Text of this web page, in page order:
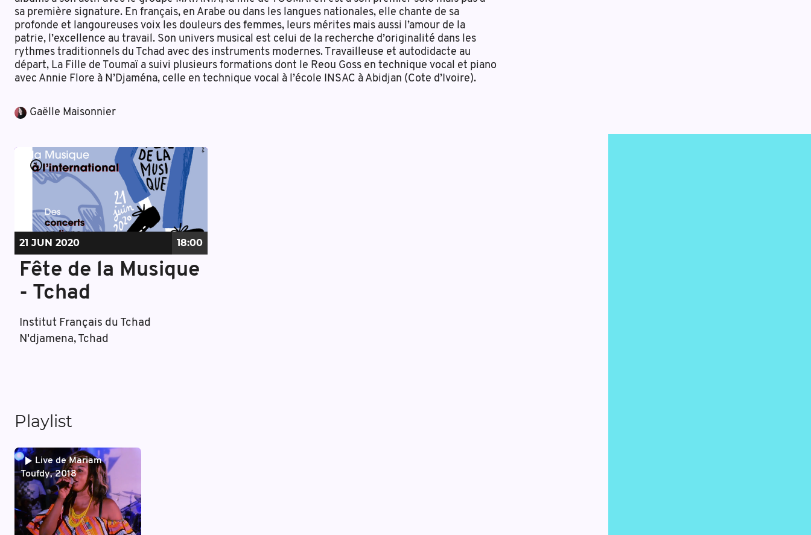
sa première signature. En français, en Arabe ou dans les langues nationales, elle chante de sa
profonde et langoureuses voix les douleurs des femmes, leurs mérites mais aussi l’amour de la
patrie, l’excellence au travail. Son univers musical est celui de la recherche d’originalité dans les
rythmes traditionnels du Tchad avec des instruments modernes. Travailleuse et autodidacte au
départ, La Fille de Toumaï a suivi plusieurs formations dont le Reou Goss en technique vocal et piano
avec Annie Flore à N’Djaména, celle en technique vocal à l’école INSAC à Abidjan (Cote d’Ivoire).
Gaëlle Maisonnier
21 JUN 2020 18:00
Fête de la Musique
- Tchad
Institut Français du Tchad
N'djamena, Tchad
Playlist
Live de Mariam
Toufdy, 2018